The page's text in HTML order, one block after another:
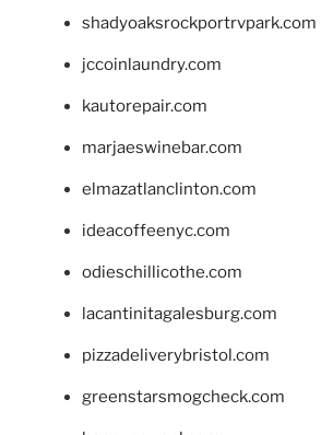
shadyoaksrockportrvpark.com
jccoinlaundry.com
kautorepair.com
marjaeswinebar.com
elmazatlanclinton.com
ideacoffeenyc.com
odieschillicothe.com
lacantinitagalesburg.com
pizzadeliverybristol.com
greenstarsmogcheck.com